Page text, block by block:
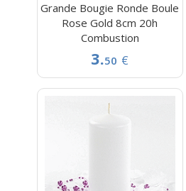
Grande Bougie Ronde Boule
Rose Gold 8cm 20h
Combustion
3.50 €